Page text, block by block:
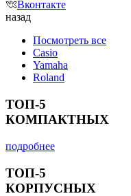
Вконтакте
назад
Посмотреть все
Casio
Yamaha
Roland
ТОП-5
КОМПАКТНЫХ
подробнее
ТОП-5
КОРПУСНЫХ